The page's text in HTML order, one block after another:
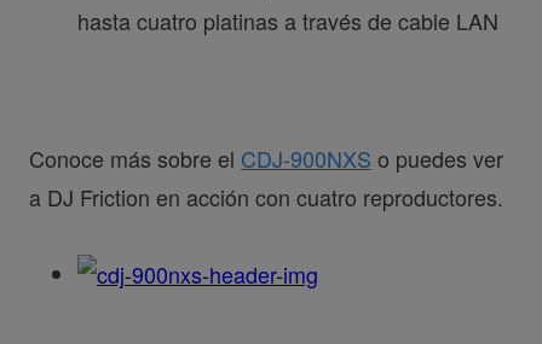
hasta cuatro platinas a través de cable LAN
Conoce más sobre el CDJ-900NXS o puedes ver
a DJ Friction en acción con cuatro reproductores.